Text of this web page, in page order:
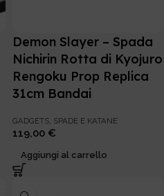
Demon Slayer – Spada
Nichirin Rotta di Kyojuro
Rengoku Prop Replica
31cm Bandai
GADGETS, SPADE E KATANE
119,00 €
Aggiungi al carrello